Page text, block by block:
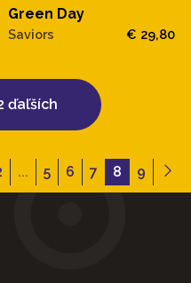
Green Day
Saviors € 29,80
ďaľších
... 5 6 7 8 9